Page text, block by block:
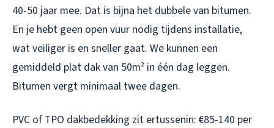
40-50 jaar mee. Dat is bijna het dubbele van bitumen.
En je hebt geen open vuur nodig tijdens installatie,
wat veiliger is en sneller gaat. We kunnen een
gemiddeld plat dak van 50m² in één dag leggen.
Bitumen vergt minimaal twee dagen.
PVC of TPO dakbedekking zit ertussenin: €85-140 per